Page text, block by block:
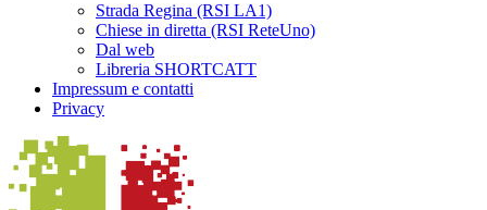
Strada Regina (RSI LA1)
Chiese in diretta (RSI ReteUno)
Dal web
Libreria SHORTCATT
Impressum e contatti
Privacy